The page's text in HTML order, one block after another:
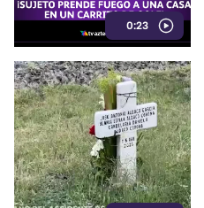
0:23